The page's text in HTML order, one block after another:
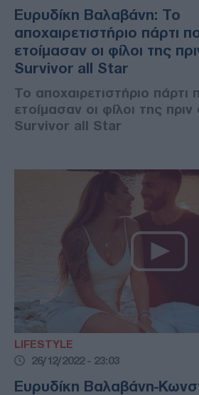
Ευρυδίκη Βαλαβάνη: Το
αποχαιρετιστήριο πάρτι
ετοίμασαν οι φίλοι της
Survivor all Star
Το αποχαιρετιστήριο πάρτι
ετοίμασαν οι φίλοι της πριν
Survivor all Star
LIFESTYLE
26/12/2022 - 23:03
Ευρυδίκη Βαλαβάνη-